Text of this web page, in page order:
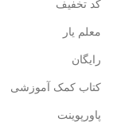
کد تخفیف
معلم یار
رایگان
کتاب کمک آموزشی
پاورپوینت